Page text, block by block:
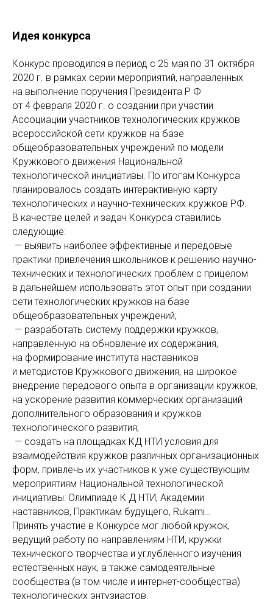
Идея конкурса
Конкурс проводился в период с 25 мая по 31 октября
2020 г. в рамках серии мероприятий, направленных
на выполнение поручения Президента Р Ф
от 4 февраля 2020 г. о создании при участии
Ассоциации участников технологических кружков
всероссийской сети кружков на базе
общеобразовательных учреждений по модели
Кружкового движения Национальной
технологической инициативы. По итогам Конкурса
планировалось создать интерактивную карту
технологических и научно-технических кружков РФ.
В качестве целей и задач Конкурса ставились
следующие:
— выявить наиболее эффективные и передовые
практики привлечения школьников к решению научно-
технических и технологических проблем с прицелом
в дальнейшем использовать этот опыт при создании
сети технологических кружков на базе
общеобразовательных учреждений;
— разработать систему поддержки кружков,
направленную на обновление их содержания,
на формирование института наставников
и методистов Кружкового движения, на широкое
внедрение передового опыта в организации кружков,
на ускорение развития коммерческих организаций
дополнительного образования и кружков
технологического развития;
— создать на площадках КД НТИ условия для
взаимодействия кружков различных организационных
форм, привлечь их участников к уже существующим
мероприятиям Национальной технологической
инициативы: Олимпиаде К Д НТИ, Академии
наставников, Практикам будущего, Rukami…
Принять участие в Конкурсе мог любой кружок,
ведущий работу по направлениям НТИ, кружки
технического творчества и углубленного изучения
естественных наук, а также самодеятельные
сообщества (в том числе и интернет-сообщества)
технологических энтузиастов.